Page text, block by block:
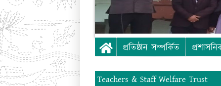
প্রতিষ্ঠান সম্পর্কিত
Teachers & Staff Welfare Trust